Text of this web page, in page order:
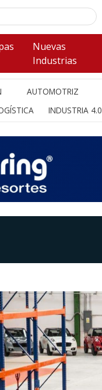
Nuevas
Industrias
AUTOMOTRIZ
INDUSTRIA 4.0